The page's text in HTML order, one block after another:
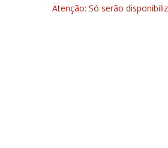
Atenção: Só serão